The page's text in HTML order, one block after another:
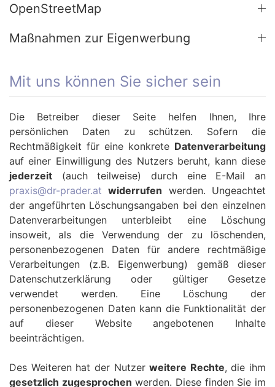
OpenStreetMap
Maßnahmen zur Eigenwerbung
Mit uns können Sie sicher sein
Die Betreiber dieser Seite helfen Ihnen, Ihre
persönlichen Daten zu schützen. Sofern die
Rechtmäßigkeit für eine konkrete Datenverarbeitung
auf einer Einwilligung des Nutzers beruht, kann diese
jederzeit (auch teilweise) durch eine E-Mail an
praxis@dr-prader.at widerrufen werden. Ungeachtet
der angeführten Löschungsangaben bei den einzelnen
Datenverarbeitungen unterbleibt eine Löschung
insoweit, als die Verwendung der zu löschenden,
personenbezogenen Daten für andere rechtmäßige
Verarbeitungen (z.B. Eigenwerbung) gemäß dieser
Datenschutzerklärung oder gültiger Gesetze
verwendet werden. Eine Löschung der
personenbezogenen Daten kann die Funktionalität der
auf dieser Website angebotenen Inhalte
beeinträchtigen.
Des Weiteren hat der Nutzerweitere Rechte, die ihm
gesetzlich zugesprochen werden. Diese finden Sie im